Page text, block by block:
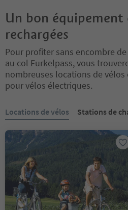
Un bon
rechargées
Pour profiter sans encombre
au col Furkelpass, vous
nombreuses locations de
pour vélos électriques.
Vous êtes sur un curseur à
Locations de vélos Stations de